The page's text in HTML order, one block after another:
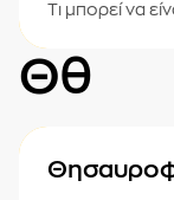
Τι μπορεί να
Θθ